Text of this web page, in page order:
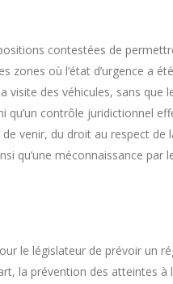
contestées de
où l’état d’urgence a
visite des véhicules, sans
contrôle juridictionnel
venir, du droit au respect de
qu’une méconnaissance par
le législateur de prévoir un
la prévention des atteintes